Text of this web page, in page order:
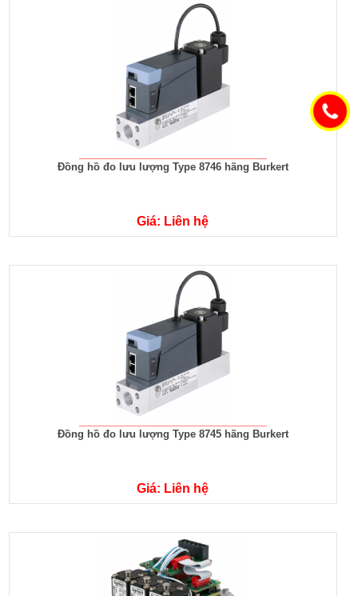
Đồng hồ đo lưu lượng Type 8746 hãng Burkert
Giá: Liên hệ
Đồng hồ đo lưu lượng Type 8745 hãng Burkert
Giá: Liên hệ